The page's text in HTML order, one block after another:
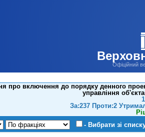
Офіційний
про включення до порядку денного
управління
За:237 Проти:2
- Вибрати зі